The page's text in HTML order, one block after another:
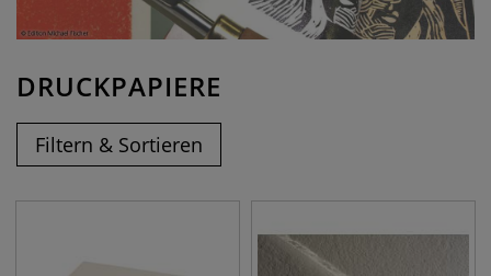
DRUCKPAPIERE
Filtern & Sortieren